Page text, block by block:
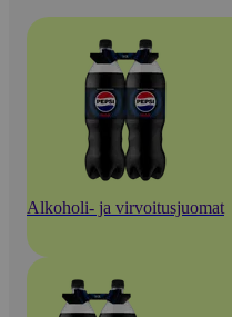
Alkoholi- ja virvoitusjuomat